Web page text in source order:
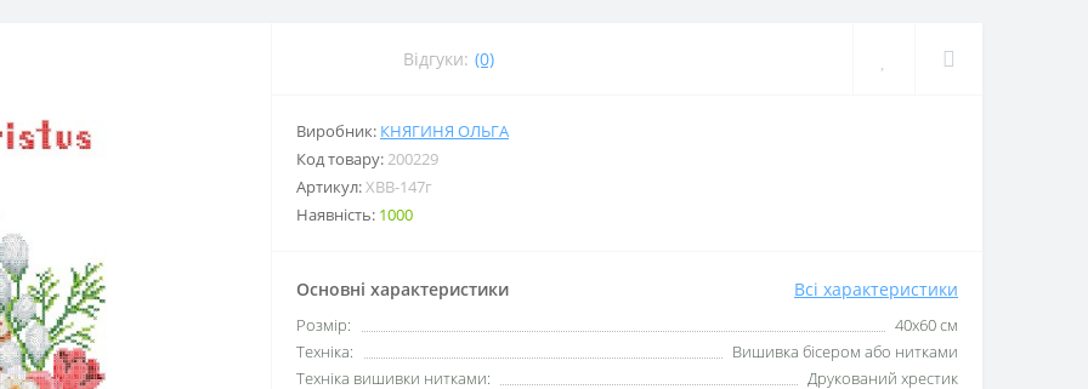
Відгуки: (0)
Виробник: КНЯГИНЯ ОЛЬГА
Код товару:200229
Артикул:ХВВ-147г
Наявність: 1000
Основні характеристики Всі характеристики
Розмір:
40х60 см
Техніка:
Вишивка бісером або нитками
Техніка вишивки нитками:
Друкований хрестик